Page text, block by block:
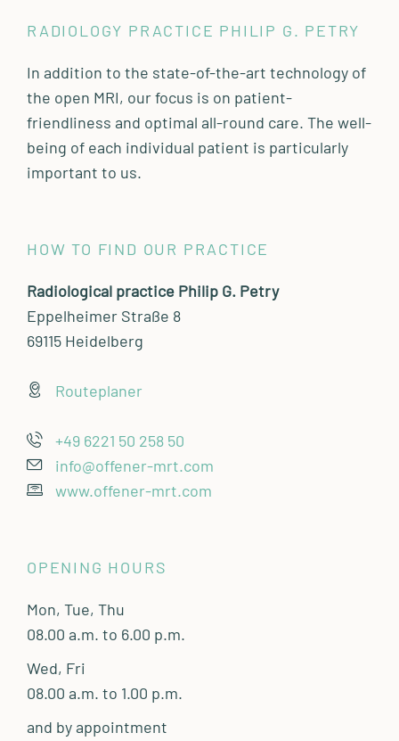
RADIOLOGY PRACTICE PHILIP G. PETRY
In addition to the state-of-the-art technology of
the open MRI, our focus is on patient-
friendliness and optimal all-round care. The well-
being of each individual patient is particularly
important to us.
HOW TO FIND OUR PRACTICE
Radiological practice Philip G. Petry
Eppelheimer Straße 8
69115 Heidelberg
Routeplaner
+49 6221 50 258 50
info@offener-mrt.com
www.offener-mrt.com
OPENING HOURS
Mon, Tue, Thu
08.00 a.m. to 6.00 p.m.
Wed, Fri
08.00 a.m. to 1.00 p.m.
and by appointment